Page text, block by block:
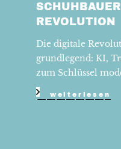
REVOLUTION
Die digitale
grundlegend: KI,
zum Schlüssel
weiterlesen